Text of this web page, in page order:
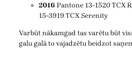
2016 Pantone 13-1520 TCX
15-3919 TCX Serenity
Varbūt nākamgad tas varētu būt
galu galā to vajadzētu beidzot